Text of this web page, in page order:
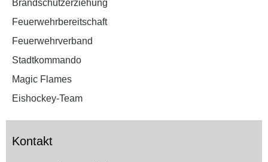
Brandschutzerziehung
Feuerwehrbereitschaft
Feuerwehrverband
Stadtkommando
Magic Flames
Eishockey-Team
Kontakt